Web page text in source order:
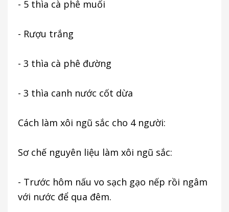
- 5 thìa cà phê muối
- Rượu trắng
- 3 thìa cà phê đường
- 3 thìa canh nước cốt dừa
Cách làm xôi ngũ sắc cho 4 người:
Sơ chế nguyên liệu làm xôi ngũ sắc:
- Trước hôm nấu vo sạch gạo nếp rồi ngâm
với nước để qua đêm.